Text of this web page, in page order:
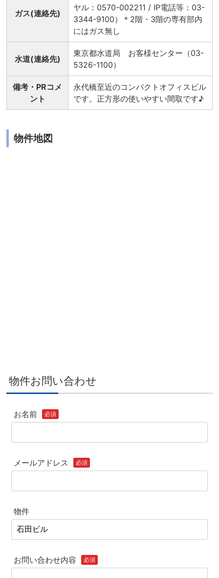
ガス(連絡先)
ヤル：0570-002211 / IP電話等：03-
3344-9100）＊2階・3階の専有部内
にはガス無し
水道(連絡先)
東京都水道局 お客様センター（03-
5326-1100）
備考・PRコメ
ント
永代橋至近のコンパクトオフィスビル
です。正方形の使いやすい間取です♪
物件地図
物件お問い合わせ
お名前 必須
メールアドレス 必須
物件
お問い合わせ内容 必須